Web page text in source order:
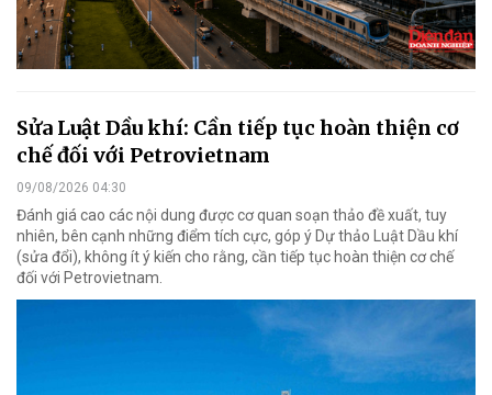
Sửa Luật Dầu khí: Cần tiếp tục hoàn thiện cơ
chế đối với Petrovietnam
09/08/2026 04:30
Đánh giá cao các nội dung được cơ quan soạn thảo đề xuất, tuy
nhiên, bên cạnh những điểm tích cực, góp ý Dự thảo Luật Dầu khí
(sửa đổi), không ít ý kiến cho rằng, cần tiếp tục hoàn thiện cơ chế
đối với Petrovietnam.